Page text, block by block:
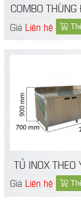
COMBO THÙNG
RỬA
Giá Liên hệ
TỦ INOX THEO
Giá Liên hệ